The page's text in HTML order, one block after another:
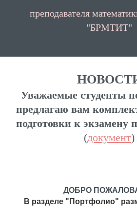
преподавателя
"БРМТИТ"
Уважаемые студенты
предлагаю вам
подготовки к экзамену
(документ)
ДОБРО
В разделе "Портфолио"